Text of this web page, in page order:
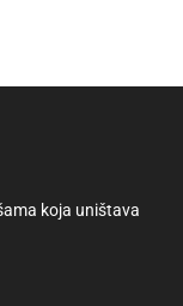
koja uništava